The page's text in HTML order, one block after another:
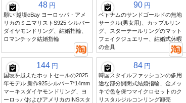
48 円
願い 越境eBay ヨーロッパ・アメ
リカのミニマリストS925 シルバー
ダイヤモンドリング、結婚指輪、
ロマンチック結婚指輪
90 円
ベトナムのサンドゴールドの無地
サークル(男女用)、カップルリン
グ、スターテールリングのマット
フェイクジュエリー、結婚式休暇
の金具
144 円
国境を越えたホットセールの2025
年モデル 新作925シルバー7*14mm
マーキスダイヤモンドリング、ヨ
ーロッパおよびアメリカのINSスタ
84 円
韓国スタイルファッションの多用
途な部分開閉式結婚指輪、金メッ
キで色を保つマイクロセットのク
リスタルジルコンリング卸売